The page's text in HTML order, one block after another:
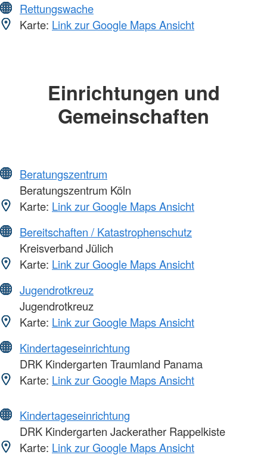
Rettungswache
Karte: Link zur Google Maps Ansicht
Einrichtungen und
Gemeinschaften
Beratungszentrum
Beratungszentrum Köln
Karte: Link zur Google Maps Ansicht
Bereitschaften / Katastrophenschutz
Kreisverband Jülich
Karte: Link zur Google Maps Ansicht
Jugendrotkreuz
Jugendrotkreuz
Karte: Link zur Google Maps Ansicht
Kindertageseinrichtung
DRK Kindergarten Traumland Panama
Karte: Link zur Google Maps Ansicht
Kindertageseinrichtung
DRK Kindergarten Jackerather Rappelkiste
Karte: Link zur Google Maps Ansicht